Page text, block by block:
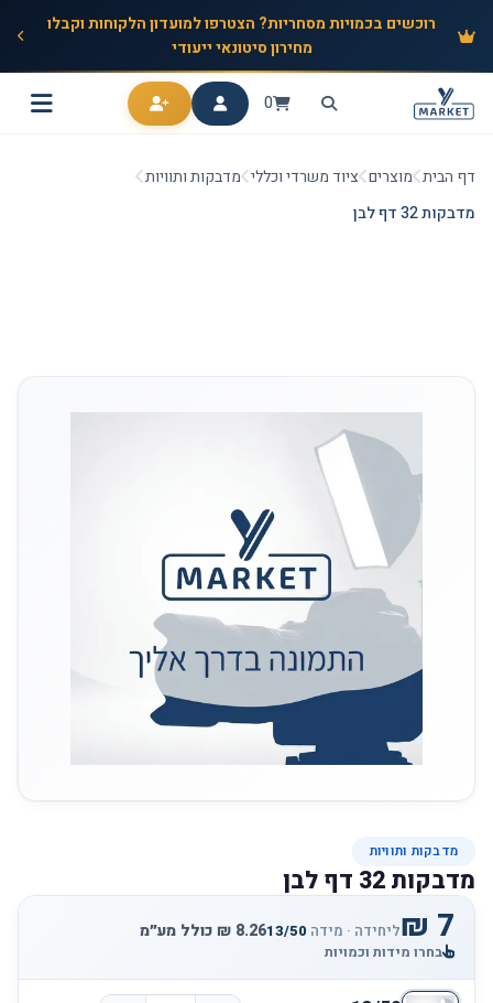
רוכשים בכמויות מסחריות? הצטרפו למועדון הלקוחות וקבלו
מחירון סיטונאי ייעודי
0
דף הבית מוצרים ציוד משרדי וכללי מדבקות ותוויות
מדבקות 32 דף לבן
מדבקות ותוויות
מדבקות 32 דף לבן
ליחידה · מידה 13/50
בחרו מידות וכמויות